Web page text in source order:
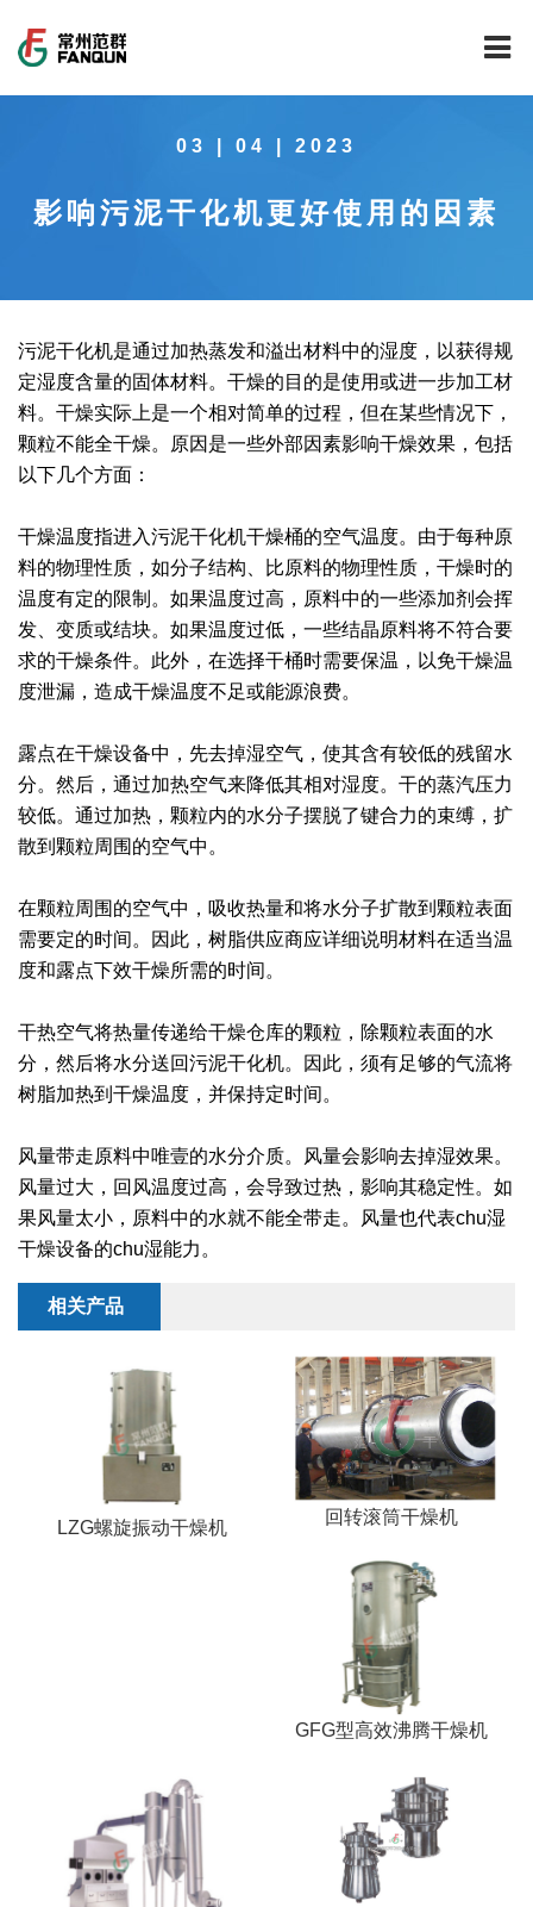
公司荣誉
范群文化
公司大事记
载体催化剂全自动生产线系列
回转圆筒干燥焙烧系列
气流干燥系列
带式干燥焙烧系列
真空干燥系列
圆盘干燥机系列
载体干燥系列
滚筒干燥系列
沸腾干燥系列
烘箱干燥系列
管束干燥系列
干燥配套装置
新能源新材料行业
制药行业
食品行业
化工行业
技术中心
工程实验室
工程技术中心
新闻中心
范群新闻
技术专栏
服务中心
全球契约组织成员
公共责任
节能环保
社会责任报告
社会责任
绿色发展
绿色工厂
绿色供应链
人才招聘
联系我们
03 | 04 | 2023
影响污泥干化机更好使用的因素
污泥干化机是通过加热蒸发和溢出材料中的湿度，以获得规
定湿度含量的固体材料。干燥的目的是使用或进一步加工材
料。干燥实际上是一个相对简单的过程，但在某些情况下，
颗粒不能全干燥。原因是一些外部因素影响干燥效果，包括
以下几个方面：
干燥温度指进入污泥干化机干燥桶的空气温度。由于每种原
料的物理性质，如分子结构、比原料的物理性质，干燥时的
温度有定的限制。如果温度过高，原料中的一些添加剂会挥
发、变质或结块。如果温度过低，一些结晶原料将不符合要
求的干燥条件。此外，在选择干桶时需要保温，以免干燥温
度泄漏，造成干燥温度不足或能源浪费。
露点在干燥设备中，先去掉湿空气，使其含有较低的残留水
分。然后，通过加热空气来降低其相对湿度。干的蒸汽压力
较低。通过加热，颗粒内的水分子摆脱了键合力的束缚，扩
散到颗粒周围的空气中。
在颗粒周围的空气中，吸收热量和将水分子扩散到颗粒表面
需要定的时间。因此，树脂供应商应详细说明材料在适当温
度和露点下效干燥所需的时间。
干热空气将热量传递给干燥仓库的颗粒，除颗粒表面的水
分，然后将水分送回污泥干化机。因此，须有足够的气流将
树脂加热到干燥温度，并保持定时间。
风量带走原料中唯壹的水分介质。风量会影响去掉湿效果。
风量过大，回风温度过高，会导致过热，影响其稳定性。如
果风量太小，原料中的水就不能全带走。风量也代表chu湿
干燥设备的chu湿能力。
相关产品
LZG螺旋振动干燥机 回转滚筒干燥机
GFG型高效沸腾干燥机